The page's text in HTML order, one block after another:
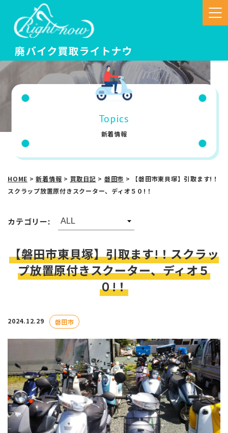
Topics
新着情報
HOME >新着情報 > 買取日記 > 磐田市 >
【磐田市東貝塚】引取ます!！
スクラップ放置原付きスクーター、ディオ５０!！
カテゴリー:
【磐田市東貝塚】引取ます!！スクラッ
プ放置原付きスクーター、ディオ５
０!！
2024.12.29 磐田市